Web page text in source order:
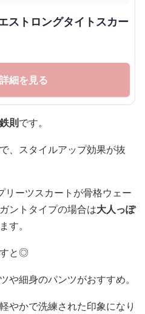
ストロングタイトスカー
細を見る
則です。
、スタイルアップ効果が抜
リーツスカートが骨格ウェー
ントタイプの場合は大人っぽ
す。
すと◎
や細身のパンツがおすすめ。
やかで洗練された印象になり